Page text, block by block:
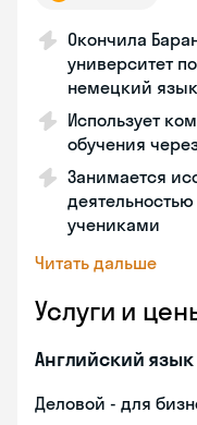
Окончила
университет
немецкий
Использует
обучения
Занимается
учениками
Читать дальше
Услуги и
Английский язык
Деловой - для